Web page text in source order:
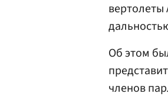
Об этом
членов